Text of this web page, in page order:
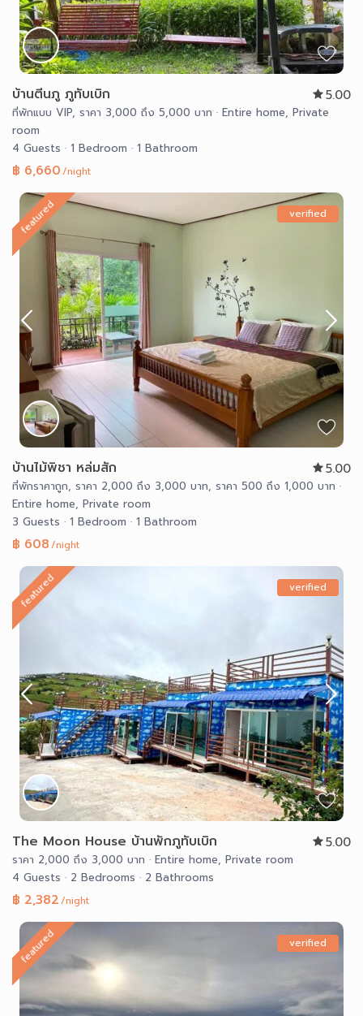
บ้านตีนภู ภูทับเบิก 5.00
ที่พักแบบ VIP,ราคา 3,000 ถึง 5,000 บาท · Entire home,Private
room
4 Guests· 1 Bedroom· 1 Bathroom
฿ 6,660/night
featured verified
บ้านไม้พิชา หล่มสัก 5.00
ที่พักราคาถูก,ราคา 2,000 ถึง 3,000 บาท,ราคา 500 ถึง 1,000 บาท ·
Entire home,Private room
3 Guests· 1 Bedroom· 1 Bathroom
฿ 608/night
featured verified
The Moon House บ้านพักภูทับเบิก 5.00
ราคา 2,000 ถึง 3,000 บาท · Entire home,Private room
4 Guests· 2 Bedrooms· 2 Bathrooms
฿ 2,382/night
featured verified